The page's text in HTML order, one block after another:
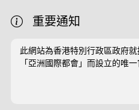
重要通知
此網站為香港特別行政區政府
「亞洲國際都會」而設立的唯一